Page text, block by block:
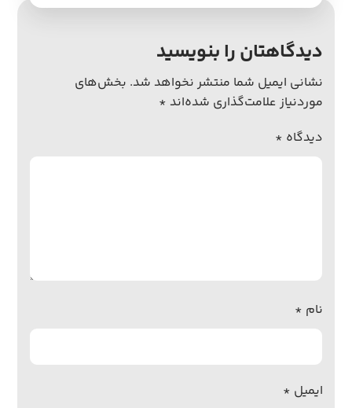
دیدگاهتان را بنویسید
نشانی ایمیل شما منتشر نخواهد شد. بخش‌های
موردنیاز علامت‌گذاری شده‌اند *
دیدگاه *
نام *
ایمیل *